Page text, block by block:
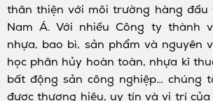
thân thiện với môi trường hàng đầu
Nam Á. Với nhiều Công ty thành
nhựa, bao bì, sản phẩm và nguyên
học phân hủy hoàn toàn, nhựa kĩ
bất động sản công nghiệp… chúng
được thương hiệu, uy tín và vị trí